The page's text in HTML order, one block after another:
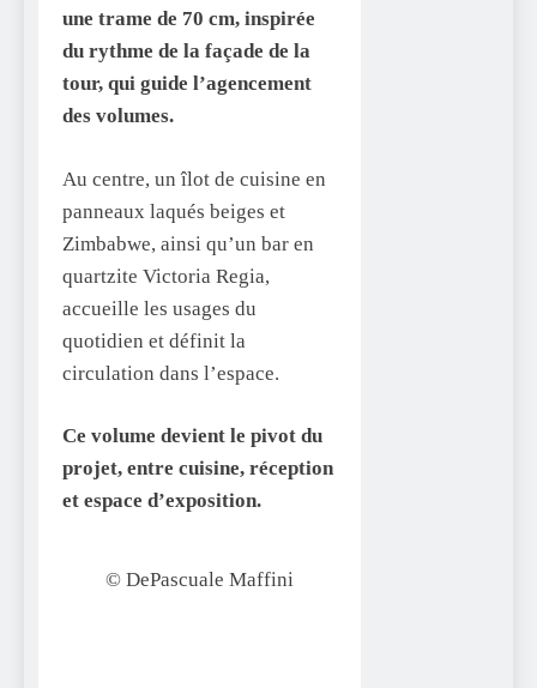
une trame de 70 cm, inspirée
du rythme de la façade de la
tour, qui guide l’agencement
des volumes.
Au centre, un îlot de cuisine en
panneaux laqués beiges et
Zimbabwe, ainsi qu’un bar en
quartzite Victoria Regia,
accueille les usages du
quotidien et définit la
circulation dans l’espace.
Ce volume devient le pivot du
projet, entre cuisine, réception
et espace d’exposition.
© DePascuale Maffini